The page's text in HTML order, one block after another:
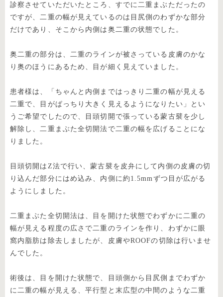
診察させていただいたところ、すでに二重まぶただったの
ですが、二重の幅が見えているのは目尻側のわずかな部分
だけであり、そこから内側は奥二重の状態でした。
奥二重の部分は、二重のラインが被さっている皮膚のかな
り奥のほうにあるため、目が細く見えていました。
患者様は、「ちゃんと内側まではっきり二重の幅が見える
二重で、目がぱっちり大きく見えるようになりたい」とい
うご希望でしたので、目頭切開で張っている蒙古襞を少し
解除し、二重まぶた全切開法で二重の幅を広げることにな
りました。
目頭切開はZ法で行い、蒙古襞を皮弁にして内側の皮膚の切
り込んだ部分にはめ込み、内側に約1.5mmずつ目が広がる
ようにしました。
二重まぶた全切開法は、目を開けた状態でわずかに二重の
幅が見える程度の広さで二重のラインを作り、わずかに眼
窩内脂肪は除去しましたが、皮膚やROOFの切除は行いませ
んでした。
術後は、目を開けた状態で、目頭側から目尻側までわずか
に二重の幅が見える、平行型と末広型の中間のような二重